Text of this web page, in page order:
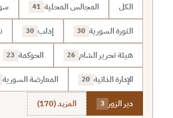
الكل المجالس المحلية 41
الثورة السورية 30 إدلب 30
هيئة تحرير الشام 26 الحوكمة 23
الإدارة الذاتية 20 المعارضة السورية
دير الزور 3 المزيد (170)